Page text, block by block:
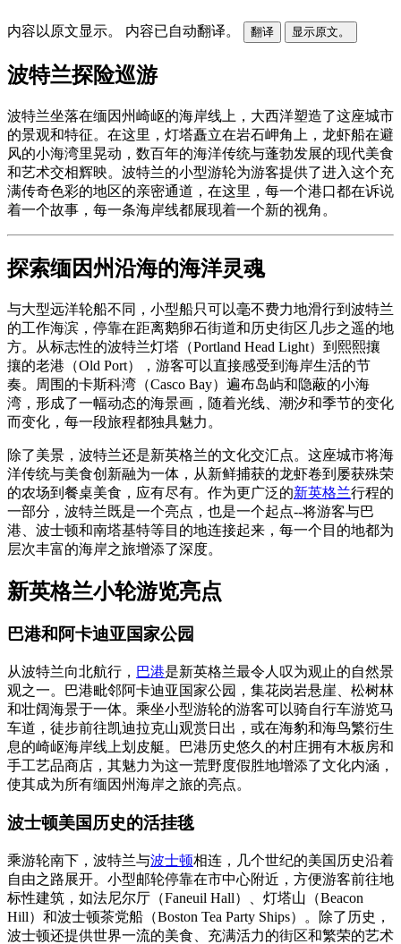
内容以原文显示。 内容已自动翻译。 翻译 显示原文。
波特兰探险巡游
波特兰坐落在缅因州崎岖的海岸线上，大西洋塑造了这座城市
的景观和特征。在这里，灯塔矗立在岩石岬角上，龙虾船在避
风的小海湾里晃动，数百年的海洋传统与蓬勃发展的现代美食
和艺术交相辉映。波特兰的小型游轮为游客提供了进入这个充
满传奇色彩的地区的亲密通道，在这里，每一个港口都在诉说
着一个故事，每一条海岸线都展现着一个新的视角。
探索缅因州沿海的海洋灵魂
与大型远洋轮船不同，小型船只可以毫不费力地滑行到波特兰
的工作海滨，停靠在距离鹅卵石街道和历史街区几步之遥的地
方。从标志性的波特兰灯塔（Portland Head Light）到熙熙攘
攘的老港（Old Port），游客可以直接感受到海岸生活的节
奏。周围的卡斯科湾（Casco Bay）遍布岛屿和隐蔽的小海
湾，形成了一幅动态的海景画，随着光线、潮汐和季节的变化
而变化，每一段旅程都独具魅力。
除了美景，波特兰还是新英格兰的文化交汇点。这座城市将海
洋传统与美食创新融为一体，从新鲜捕获的龙虾卷到屡获殊荣
的农场到餐桌美食，应有尽有。作为更广泛的新英格兰行程的
一部分，波特兰既是一个亮点，也是一个起点--将游客与巴
港、波士顿和南塔基特等目的地连接起来，每一个目的地都为
层次丰富的海岸之旅增添了深度。
新英格兰小轮游览亮点
巴港和阿卡迪亚国家公园
从波特兰向北航行， 巴港是新英格兰最令人叹为观止的自然景
观之一。巴港毗邻阿卡迪亚国家公园，集花岗岩悬崖、松树林
和壮阔海景于一体。乘坐小型游轮的游客可以骑自行车游览马
车道，徒步前往凯迪拉克山观赏日出，或在海豹和海鸟繁衍生
息的崎岖海岸线上划皮艇。巴港历史悠久的村庄拥有木板房和
手工艺品商店，其魅力为这一荒野度假胜地增添了文化内涵，
使其成为所有缅因州海岸之旅的亮点。
波士顿美国历史的活挂毯
乘游轮南下，波特兰与波士顿相连，几个世纪的美国历史沿着
自由之路展开。小型邮轮停靠在市中心附近，方便游客前往地
标性建筑，如法尼尔厅（Faneuil Hall）、灯塔山（Beacon
Hill）和波士顿茶党船（Boston Tea Party Ships）。除了历史，
波士顿还提供世界一流的美食、充满活力的街区和繁荣的艺术